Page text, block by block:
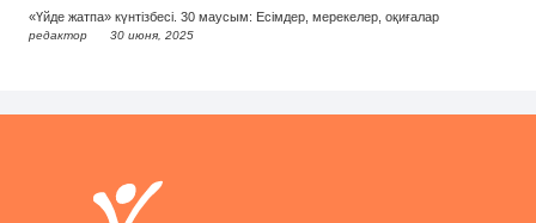
«Үйде жатпа» күнтізбесі. 30 маусым: Есімдер, мерекелер, оқиғалар
редактор 30 июня, 2025